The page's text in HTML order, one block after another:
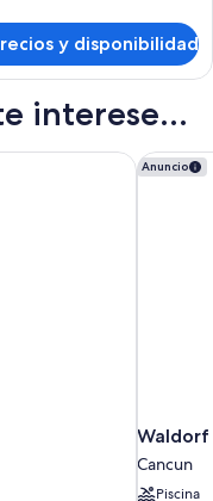
y disponibilidad
interese...
Anuncio
Waldorf
Cancun
Piscina
Waldorf